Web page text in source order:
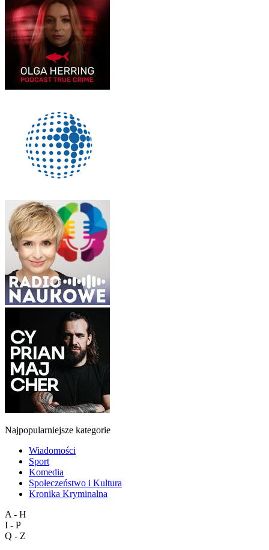
Najpopularniejsze kategorie
Wiadomości
Sport
Komedia
Społeczeństwo i Kultura
Kronika Kryminalna
A - H
I - P
Q - Z